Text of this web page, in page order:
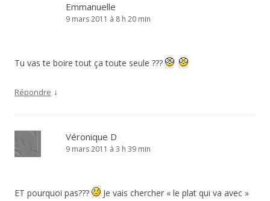
Emmanuelle
9 mars 2011 à 8 h 20 min
Tu vas te boire tout ça toute seule ???
Répondre ↓
Véronique D
9 mars 2011 à 3 h 39 min
ET pourquoi pas???
Je vais chercher « le plat qui va avec »